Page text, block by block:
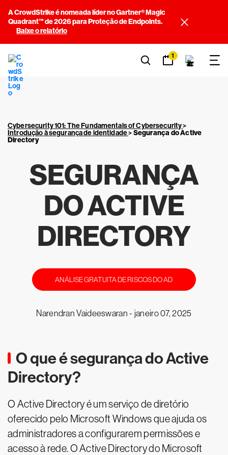
A CrowdStrike é nomeada líder no Gartner® Magic
Quadrant™ de 2026 para Proteção de Endpoints.
Baixe o relatório
1
Cybersecurity 101: The Fundamentals of Cybersecurity>
Introdução à segurança de identidade>Segurança do Active
Directory
SEGURANÇA
DO ACTIVE
DIRECTORY
ANÁLISE GRATUITA DE RISCOS DO AD
Narendran Vaideeswaran - janeiro 07, 2025
O que é segurança do Active
Directory?
O Active Directory é um serviço de diretório
oferecido pelo Microsoft Windows que ajuda os
administradores a configurarem permissões e
acesso à rede. O Active Directory do Microsoft